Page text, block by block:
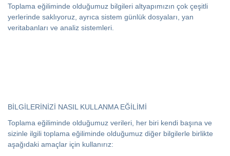
Toplama eğiliminde olduğumuz bilgileri altyapımızın çok çeşitli
yerlerinde saklıyoruz, ayrıca sistem günlük dosyaları, yan
veritabanları ve analiz sistemleri.
BİLGİLERİNİZİ NASIL KULLANMA EĞİLİMİ
Toplama eğiliminde olduğumuz verileri, her biri kendi başına ve
sizinle ilgili toplama eğiliminde olduğumuz diğer bilgilerle birlikte
aşağıdaki amaçlar için kullanırız: